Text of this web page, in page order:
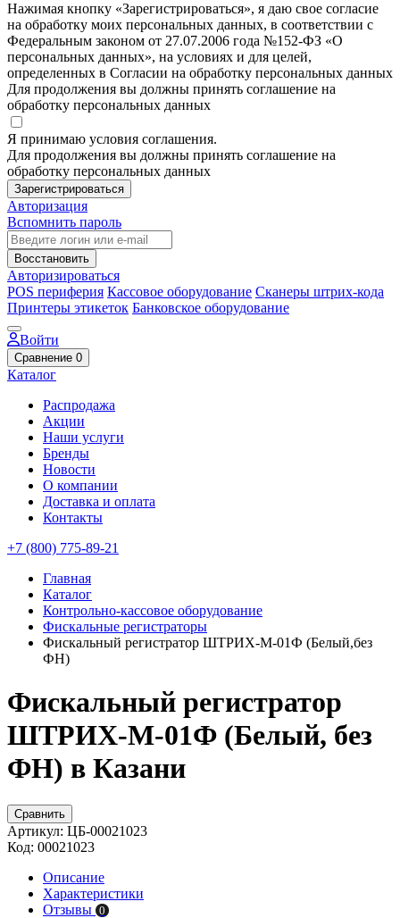
Нажимая кнопку «Зарегистрироваться», я даю свое согласие
на обработку моих персональных данных, в соответствии с
Федеральным законом от 27.07.2006 года №152-ФЗ «О
персональных данных», на условиях и для целей,
определенных в Согласии на обработку персональных данных
Для продолжения вы должны принять соглашение на
обработку персональных данных
Я принимаю условия соглашения.
Для продолжения вы должны принять соглашение на
обработку персональных данных
Зарегистрироваться
Авторизация
Вспомнить пароль
Восстановить
Авторизироваться
POS периферия Кассовое оборудование Сканеры штрих-кода
Принтеры этикеток Банковское оборудование
Войти
Сравнение 0
Каталог
Распродажа
Акции
Наши услуги
Бренды
Новости
О компании
Доставка и оплата
Контакты
+7 (800) 775-89-21
Главная
Каталог
Контрольно-кассовое оборудование
Фискальные регистраторы
Фискальный регистратор ШТРИХ-М-01Ф (Белый,без
ФН)
Фискальный регистратор
ШТРИХ-М-01Ф (Белый, без
ФН) в Казани
Сравнить
Артикул: ЦБ-00021023
Код: 00021023
Описание
Характеристики
Отзывы 0